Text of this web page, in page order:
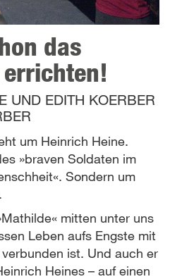
das
UND EDITH KOERBER
um Heinrich Heine.
»braven Soldaten im
Sondern um
mitten unter uns
Leben aufs Engste mit
ist. Und auch er
Heines – auf einen